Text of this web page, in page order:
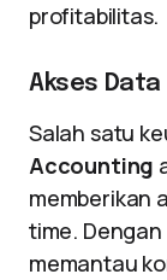
profitabilitas.
Akses Data
Salah satu
Accounting
memberikan
time.
memantau